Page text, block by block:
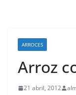
ARROCES
Arroz
21 abril, 2012